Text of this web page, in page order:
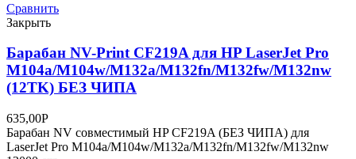
Сравнить
Закрыть
Барабан NV-Print CF219A для HP LaserJet Pro
M104a/M104w/M132a/M132fn/M132fw/M132nw
(12TK) БЕЗ ЧИПА
635,00Р
Барабан NV совместимый HP CF219A (БЕЗ ЧИПА) для
LaserJet Pro M104a/M104w/M132a/M132fn/M132fw/M132nw